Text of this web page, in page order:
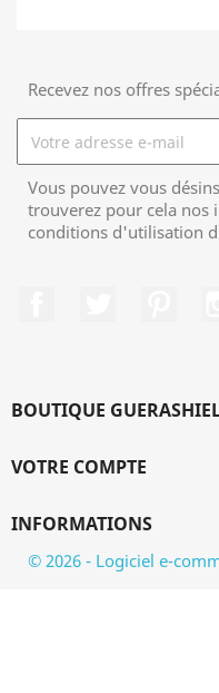
Recevez nos offres
Vous pouvez vous
trouverez pour cela nos
conditions d'utilisation
BOUTIQUE
VOTRE COMPTE
INFORMATIONS
© 2026 - Logiciel e-